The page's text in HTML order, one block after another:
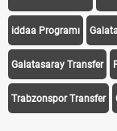
iddaa Programı
Galatasaray Transfer
Trabzonspor Transfer